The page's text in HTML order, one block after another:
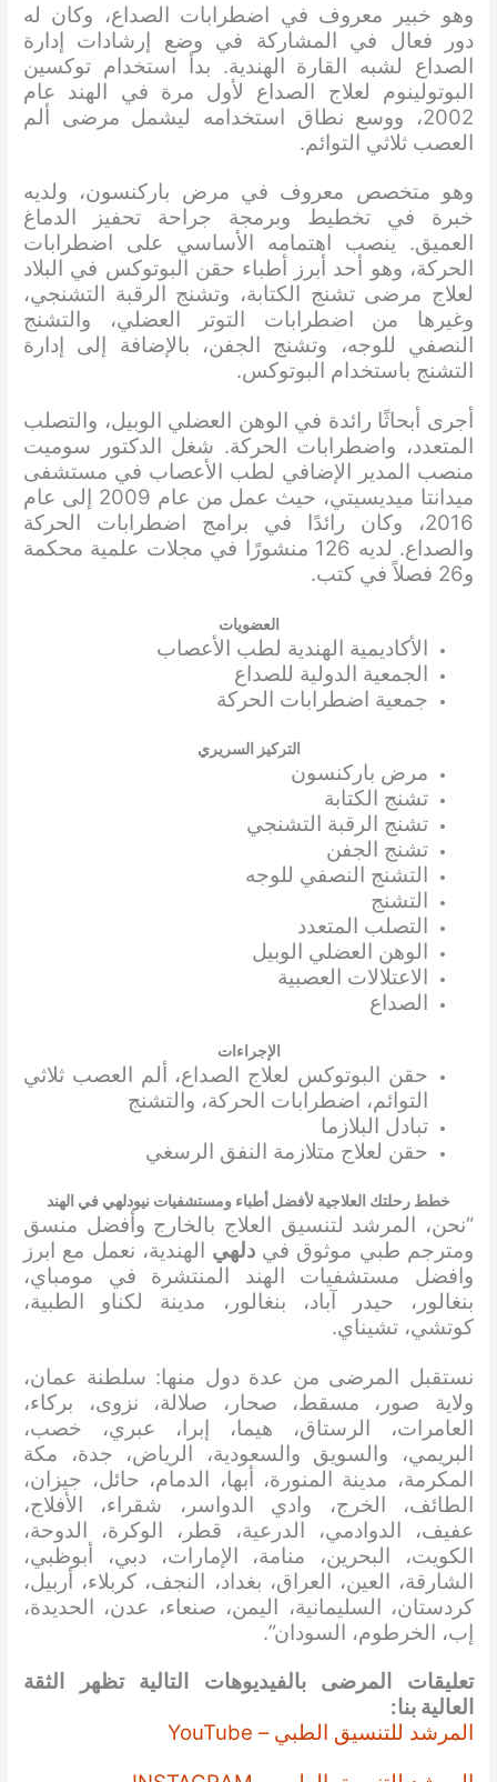
وهو خبير معروف في اضطرابات الصداع، وكان له
دور فعال في المشاركة في وضع إرشادات إدارة
الصداع لشبه القارة الهندية. بدأ استخدام توكسين
البوتولينوم لعلاج الصداع لأول مرة في الهند عام
2002، ووسع نطاق استخدامه ليشمل مرضى ألم
العصب ثلاثي التوائم.
وهو متخصص معروف في مرض باركنسون، ولديه
خبرة في تخطيط وبرمجة جراحة تحفيز الدماغ
العميق. ينصب اهتمامه الأساسي على اضطرابات
الحركة، وهو أحد أبرز أطباء حقن البوتوكس في البلاد
لعلاج مرضى تشنج الكتابة، وتشنج الرقبة التشنجي،
وغيرها من اضطرابات التوتر العضلي، والتشنج
النصفي للوجه، وتشنج الجفن، بالإضافة إلى إدارة
التشنج باستخدام البوتوكس.
أجرى أبحاثًا رائدة في الوهن العضلي الوبيل، والتصلب
المتعدد، واضطرابات الحركة. شغل الدكتور سوميت
منصب المدير الإضافي لطب الأعصاب في مستشفى
ميدانتا ميديسيتي، حيث عمل من عام 2009 إلى عام
2016، وكان رائدًا في برامج اضطرابات الحركة
والصداع. لديه 126 منشورًا في مجلات علمية محكمة
و26 فصلاً في كتب.
العضويات
الأكاديمية الهندية لطب الأعصاب
الجمعية الدولية للصداع
جمعية اضطرابات الحركة
التركيز السريري
مرض باركنسون
تشنج الكتابة
تشنج الرقبة التشنجي
تشنج الجفن
التشنج النصفي للوجه
التشنج
التصلب المتعدد
الوهن العضلي الوبيل
الاعتلالات العصبية
الصداع
الإجراءات
حقن البوتوكس لعلاج الصداع، ألم العصب ثلاثي
التوائم، اضطرابات الحركة، والتشنج
تبادل البلازما
حقن لعلاج متلازمة النفق الرسغي
خطط رحلتك العلاجية لأفضل أطباء ومستشفيات نيودلهي في الهند
“نحن، المرشد لتنسيق العلاج بالخارج وأفضل منسق
ومترجم طبي موثوق في دلهي الهندية، نعمل مع ابرز
وافضل مستشفيات الهند المنتشرة في مومباي،
بنغالور، حيدر آباد، بنغالور، مدينة لكناو الطبية،
كوتشي، تشيناي.
نستقبل المرضى من عدة دول منها: سلطنة عمان،
ولاية صور، مسقط، صحار، صلالة، نزوى، بركاء،
العامرات، الرستاق، هيما، إبرا، عبري، خصب،
البريمي، والسويق والسعودية، الرياض، جدة، مكة
المكرمة، مدينة المنورة، أبها، الدمام، حائل، جيزان،
الطائف، الخرج، وادي الدواسر، شقراء، الأفلاج،
عفيف، الدوادمي، الدرعية، قطر، الوكرة، الدوحة،
الكويت، البحرين، منامة، الإمارات، دبي، أبوظبي،
الشارقة، العين، العراق، بغداد، النجف، كربلاء، أربيل،
كردستان، السليمانية، اليمن، صنعاء، عدن، الحديدة،
إب، الخرطوم، السودان”.
تعليقات المرضى بالفيديوهات التالية تظهر الثقة
العالية بنا:
المرشد للتنسيق الطبي – YouTube